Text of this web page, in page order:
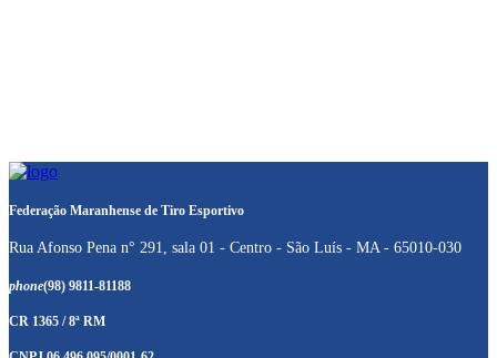
Federação Maranhense de Tiro Esportivo
Rua Afonso Pena n° 291, sala 01 - Centro - São Luís - MA - 65010-030
phone(98) 9811-81188
CR 1365 / 8ª RM